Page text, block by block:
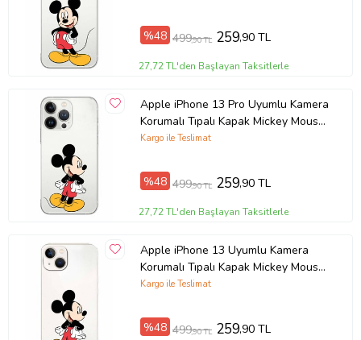
Örnek: Samsung Galaxy A8, Samsung Galaxy A8 2018, Samsung
Galaxy A8 Plus 2018, Xiaomi Mi 12T , Xiaomi Mi 12T Pro, Redmi 7A
Ürün Kodu:kcm36819235
%48 499,90 TL 259,90 TL
27,72 TL'den Başlayan Taksitlerle
Apple iPhone 13 Pro Uyumlu Kamera
Korumalı Tıpalı Kapak Mickey Mouse
TasarımlıŞeffaf Kılıf
Kargo ile Teslimat
%48 499,90 TL 259,90 TL
27,72 TL'den Başlayan Taksitlerle
Apple iPhone 13 Uyumlu Kamera
Korumalı Tıpalı Kapak Mickey Mouse
TasarımlıŞeffaf Kılıf
Kargo ile Teslimat
%48 499,90 TL 259,90 TL